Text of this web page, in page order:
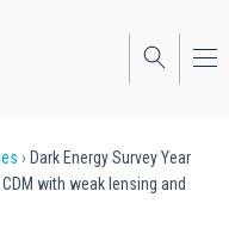
Dark Energy Survey Year
with weak lensing and